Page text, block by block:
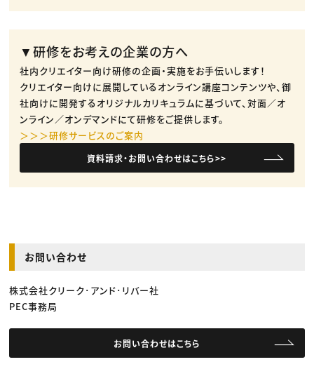
▼研修をお考えの企業の方へ
社内クリエイター向け研修の企画・実施をお手伝いします！
クリエイター向けに展開しているオンライン講座コンテンツや、御
社向けに開発するオリジナルカリキュラムに基づいて、対面／オ
ンライン／オンデマンドにて研修をご提供します。
＞＞＞研修サービスのご案内
資料請求・お問い合わせはこちら>>
お問い合わせ
株式会社クリーク･アンド･リバー社
PEC事務局
お問い合わせはこちら